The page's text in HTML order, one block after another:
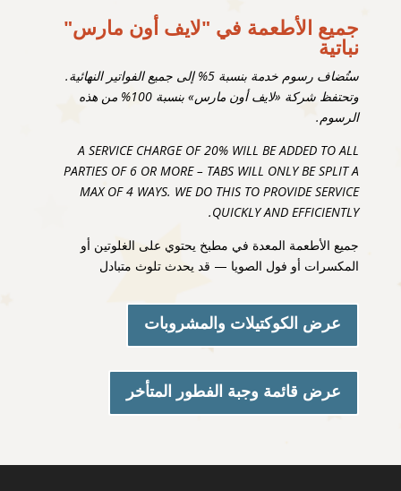
جميع الأطعمة في "لايف أون مارس"
نباتية
ستُضاف رسوم خدمة بنسبة 5% إلى جميع الفواتير النهائية.
وتحتفظ شركة «لايف أون مارس» بنسبة 100% من هذه
الرسوم.
A SERVICE CHARGE OF 20% WILL BE ADDED TO ALL
PARTIES OF 6 OR MORE – TABS WILL ONLY BE SPLIT A
MAX OF 4 WAYS. WE DO THIS TO PROVIDE SERVICE
QUICKLY AND EFFICIENTLY.
جميع الأطعمة المعدة في مطبخ يحتوي على الغلوتين أو
المكسرات أو فول الصويا — قد يحدث تلوث متبادل
عرض الكوكتيلات والمشروبات
عرض قائمة وجبة الفطور المتأخر